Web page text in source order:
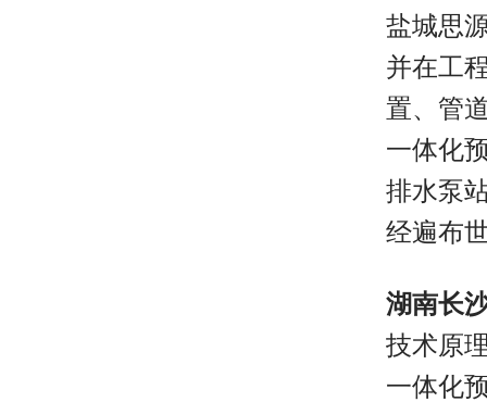
盐城思
并在工
置、管
一体化
排水泵
经遍布
湖南长
技术原
一体化